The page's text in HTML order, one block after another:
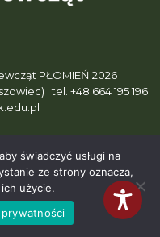
PŁOMIEŃ 2026
| tel. +48 664 195 196
świadczyć usługi na
ze strony oznacza,
użycie.
prywatności